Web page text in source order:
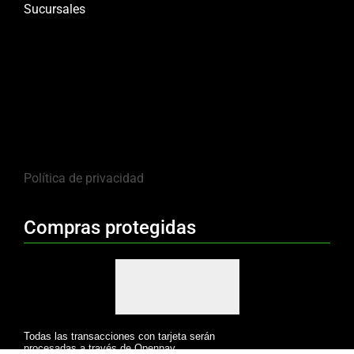
Sucursales
Política de privacidad
Compras protegidas
Todas las transacciones con tarjeta serán
procesadas a través de Openpay.